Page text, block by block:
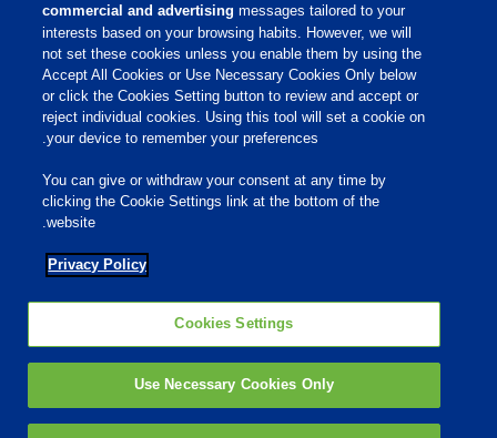
שירות לקוחות
תנאי שימוש
הצהרת נגישות
Cookies Settings
מדיניות פרטיות
commercial and advertising messages tailored to your
interests based on your browsing habits. However, we will
not set these cookies unless you enable them by using the
Accept All Cookies or Use Necessary Cookies Only below
or click the Cookies Setting button to review and accept or
reject individual cookies. Using this tool will set a cookie on
your device to remember your preferences.
You can give or withdraw your consent at any time by
clicking the Cookie Settings link at the bottom of the
website.
Privacy Policy
Cookies Settings
Use Necessary Cookies Only